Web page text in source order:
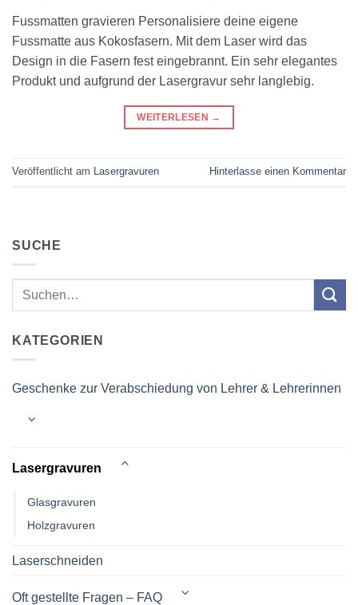
Fussmatten gravieren Personalisiere deine eigene
Fussmatte aus Kokosfasern. Mit dem Laser wird das
Design in die Fasern fest eingebrannt. Ein sehr elegantes
Produkt und aufgrund der Lasergravur sehr langlebig.
WEITERLESEN →
Veröffentlicht am Lasergravuren Hinterlasse einen Kommentar
SUCHE
KATEGORIEN
Geschenke zur Verabschiedung von Lehrer & Lehrerinnen
Lasergravuren
Glasgravuren
Holzgravuren
Laserschneiden
Oft gestellte Fragen – FAQ